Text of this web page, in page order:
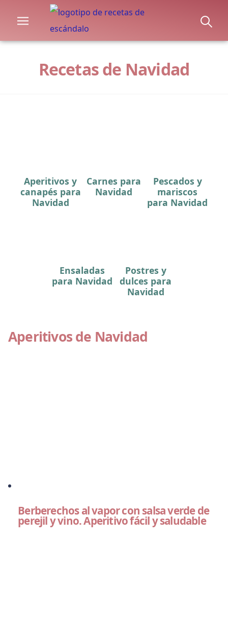
Recetas de Navidad
Aperitivos y
canapés para
Navidad
Carnes para
Navidad
Pescados y
mariscos
para Navidad
Ensaladas
para Navidad
Postres y
dulces para
Navidad
Aperitivos de Navidad
Berberechos al vapor con salsa verde de
perejil y vino. Aperitivo fácil y saludable